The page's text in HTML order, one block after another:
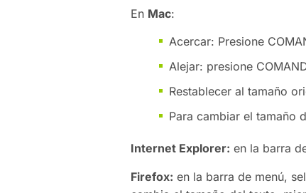
En Mac:
Acercar: Presione
Alejar: presione
Restablecer al tamaño
Para cambiar el tamaño
Internet Explorer: en la barra
Firefox: en la barra de menú,